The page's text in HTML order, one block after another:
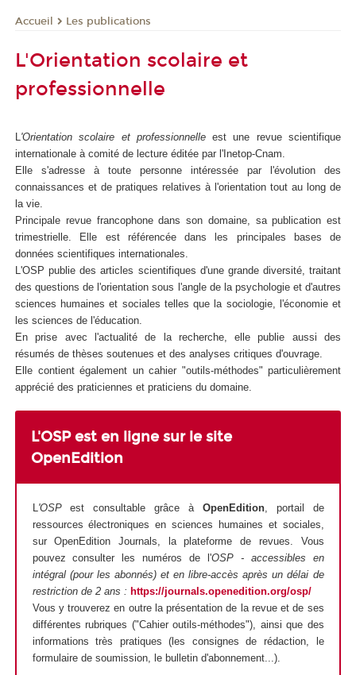
Accueil Les publications
L'Orientation scolaire et
professionnelle
L 'Orientation scolaire et professionnelleest une revue scientifique
internationale à comité de lecture éditée par l'Inetop-Cnam.
Elle s'adresse à toute personne intéressée par l'évolution des
connaissances et de pratiques relatives à l'orientation tout au long de
la vie.
Principale revue francophone dans son domaine, sa publication est
trimestrielle. Elle est référencée dans les principales bases de
données scientifiques internationales.
L'OSP publie des articles scientifiques d'une grande diversité, traitant
des questions de l'orientation sous l'angle de la psychologie et d'autres
sciences humaines et sociales telles que la sociologie, l'économie et
les sciences de l'éducation.
En prise avec l'actualité de la recherche, elle publie aussi des
résumés de thèses soutenues et des analyses critiques d'ouvrage.
Elle contient également un cahier "outils-méthodes" particulièrement
apprécié des praticiennes et praticiens du domaine.
L'OSP est en ligne sur le site
OpenEdition
L 'OSPest consultable grâce à OpenEdition, portail de
ressources électroniques en sciences humaines et sociales,
sur OpenEdition Journals, la plateforme de revues. Vous
pouvez consulter les numéros de l'OSP - accessibles en
intégral (pour les abonnés) et en libre-accès après un délai de
restriction de 2 ans : https://journals.openedition.org/osp/
Vous y trouverez en outre la présentation de la revue et de ses
différentes rubriques ("Cahier outils-méthodes"), ainsi que des
informations très pratiques (les consignes de rédaction, le
formulaire de soumission, le bulletin d'abonnement...).